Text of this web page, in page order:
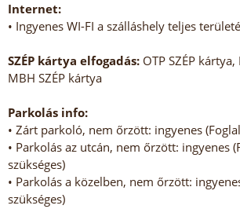
Internet:
• Ingyenes WI-FI a szálláshely teljes
SZÉP kártya elfogadás: OTP SZÉP
MBH SZÉP kártya
Parkolás info:
• Zárt parkoló, nem őrzött: ingyenes
• Parkolás az utcán, nem őrzött: ingyenes
szükséges)
• Parkolás a közelben, nem őrzött:
szükséges)